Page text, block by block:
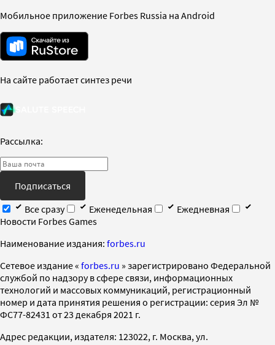
Мобильное приложение Forbes Russia на Android
На сайте работает синтез речи
Рассылка:
Подписаться
Все сразу
Еженедельная
Ежедневная
Новости Forbes Games
Наименование издания: forbes.ru
Cетевое издание « forbes.ru » зарегистрировано Федеральной
службой по надзору в сфере связи, информационных
технологий и массовых коммуникаций, регистрационный
номер и дата принятия решения о регистрации: серия Эл №
ФС77-82431 от 23 декабря 2021 г.
Адрес редакции, издателя: 123022, г. Москва, ул.